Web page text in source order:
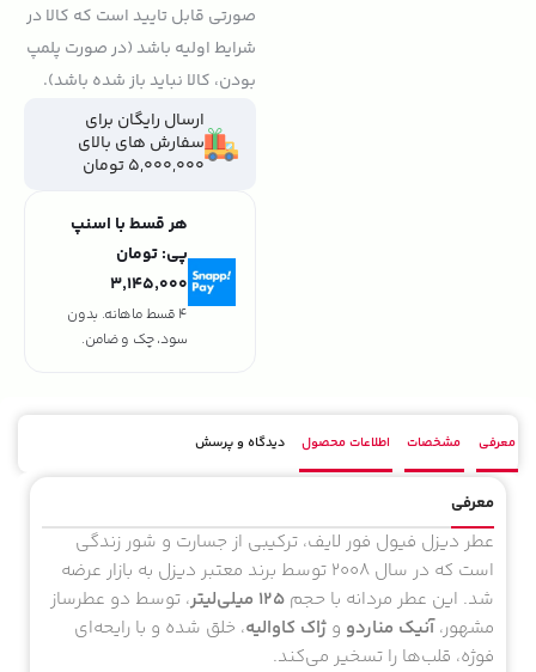
صورتی قابل تایید است که کالا در
شرایط اولیه باشد (در صورت پلمپ
بودن، کالا نباید باز شده باشد).
ارسال رایگان برای
سفارش های بالای
5,000,000 تومان
هر قسط با اسنپ
پی:تومان
۳٬۱۴۵٬۰۰۰
4 قسط ماهانه. بدون
سود، چک و ضامن.
معرفی مشخصات اطلاعات محصول دیدگاه و پرسش
معرفی
عطر دیزل فیول فور لایف، ترکیبی از جسارت و شور زندگی
است که در سال ۲۰۰۸ توسط برند معتبر دیزل به بازار عرضه
شد. این عطر مردانه با حجم ۱۲۵ میلی‌لیتر
، توسط دو عطرساز
مشهور،آنیک مناردو و ژاک کاوالیه، خلق شده و با رایحه‌ای
فوژه، قلب‌ها را تسخیر می‌کند.